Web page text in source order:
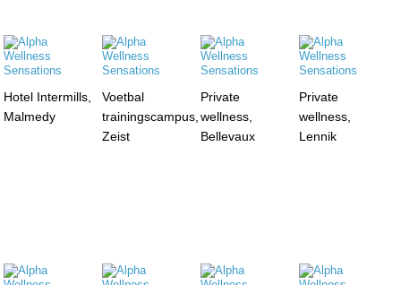
Hotel Intermills,
Malmedy
Voetbal
trainingscampus,
Zeist
Private
wellness,
Bellevaux
Private
wellness,
Lennik